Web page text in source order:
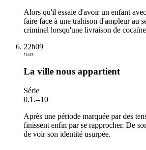
Alors qu'il essaie d'avoir un enfant
faire face à une trahison d'ampleur au
criminel lorsqu'une livraison de cocaïne
22h09
1h03
La ville nous appartient
Série
0.1.--10
Après une période marquée par des
finissent enfin par se rapprocher. De
de voir son identité usurpée.